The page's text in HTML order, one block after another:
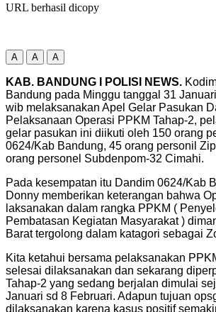
URL berhasil dicopy
A A A
KAB. BANDUNG I POLISI NEWS.
Bandung pada Minggu tanggal 31
wib melaksanakan Apel Gelar Pasukan
Pelaksanaan Operasi PPKM Tahap-2,
gelar pasukan ini diikuti oleh 150 orang
0624/Kab Bandung, 45 orang personil
orang personel Subdenpom-32 Cimahi.
Pada kesempatan itu Dandim 0624/Kab
Donny memberikan keterangan bahwa
laksanakan dalam rangka PPKM (
Pembatasan Kegiatan Masyarakat )
Barat tergolong dalam katagori sebagai
Kita ketahui bersama pelaksanakan
selesai dilaksanakan dan sekarang
Tahap-2 yang sedang berjalan dimulai
Januari sd 8 Februari. Adapun tujuan
dilaksanakan karena kasus positif